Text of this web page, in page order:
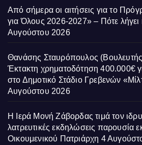
Από σήμερα οι αιτήσεις για το
για Όλους 2026-2027» – Πότε
Αυγούστου 2026
Θανάσης Σταυρόπουλος
Έκτακτη χρηματοδότηση 400.000€
στο Δημοτικό Στάδιο Γρεβενών
Αυγούστου 2026
Η Ιερά Μονή Ζάβορδας τιμά τον
λατρευτικές εκδηλώσεις παρουσία
Οικουμενικού Πατριάρχη 4